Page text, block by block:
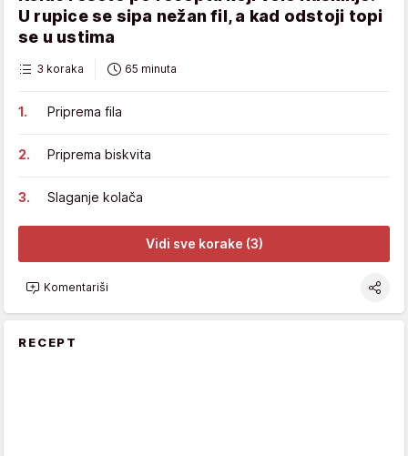
U rupice se sipa nežan fil, a kad odstoji topi
se u ustima
3 koraka 65 minuta
Priprema fila
Priprema biskvita
Slaganje kolača
Vidi sve korake (3)
Komentariši
RECEPT